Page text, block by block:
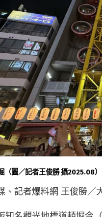
（圖／記者王俊勝 攝2025.08）
、記者爆料網 王俊勝／